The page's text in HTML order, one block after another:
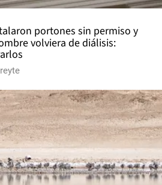
portones sin permiso y
volviera de diálisis: